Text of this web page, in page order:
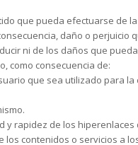
que pueda efectuarse
daño o
ni de los daños que
como consecuencia de:
que sea utilizado para
y rapidez de los
contenidos o servicios a